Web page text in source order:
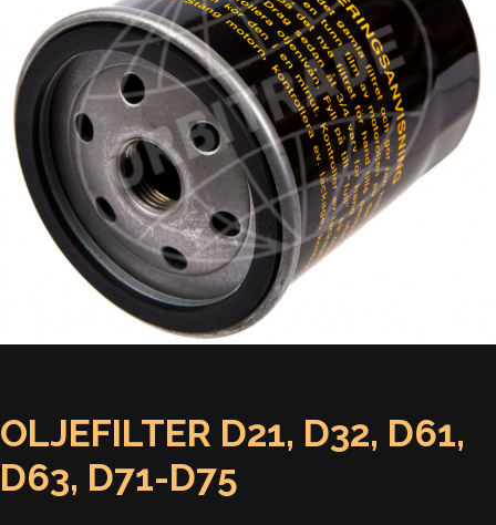
OLJEFILTER D21, D32, D61,
D63, D71-D75